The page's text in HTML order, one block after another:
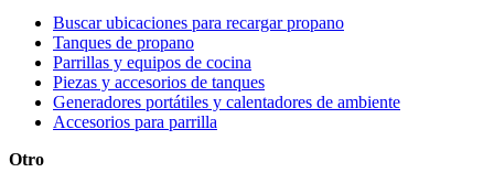
Buscar ubicaciones para recargar propano
Tanques de propano
Parrillas y equipos de cocina
Piezas y accesorios de tanques
Generadores portátiles y calentadores de ambiente
Accesorios para parrilla
Otro